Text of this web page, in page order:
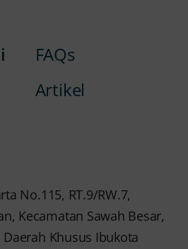
FAQs
Artikel
No.115, RT.9/RW.7,
Kecamatan Sawah Besar,
Daerah Khusus Ibukota